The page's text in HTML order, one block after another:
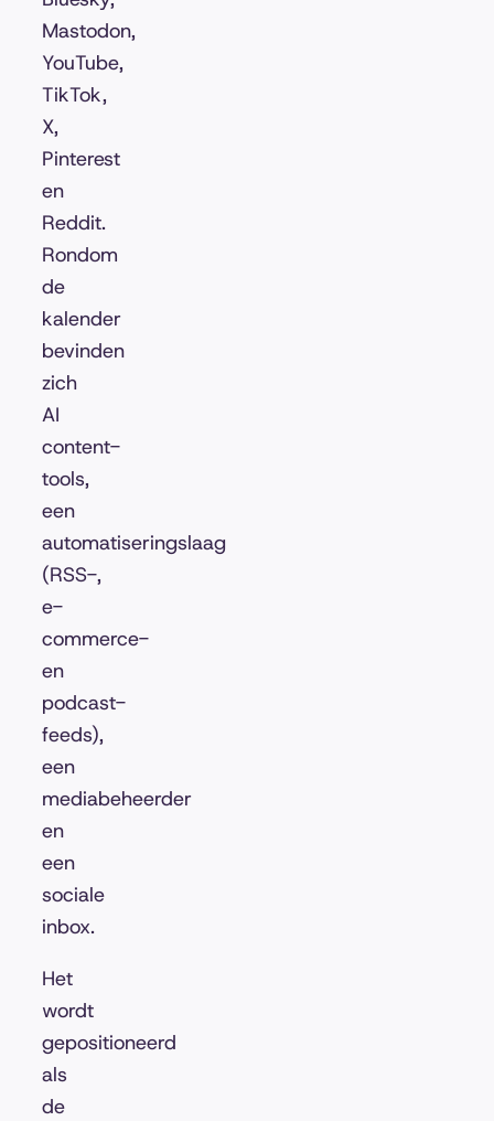
Mastodon,
YouTube,
TikTok,
X,
Pinterest
en
Reddit.
Rondom
de
kalender
bevinden
zich
AI
content-
tools,
een
automatiseringslaag
(RSS-,
e-
commerce-
en
podcast-
feeds),
een
mediabeheerder
en
een
sociale
inbox.
Het
wordt
gepositioneerd
als
de